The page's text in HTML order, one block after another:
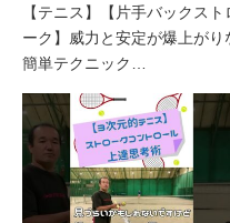
【テニス】【片手バックスト
ーク】威力と安定が爆上がり
簡単テクニック…